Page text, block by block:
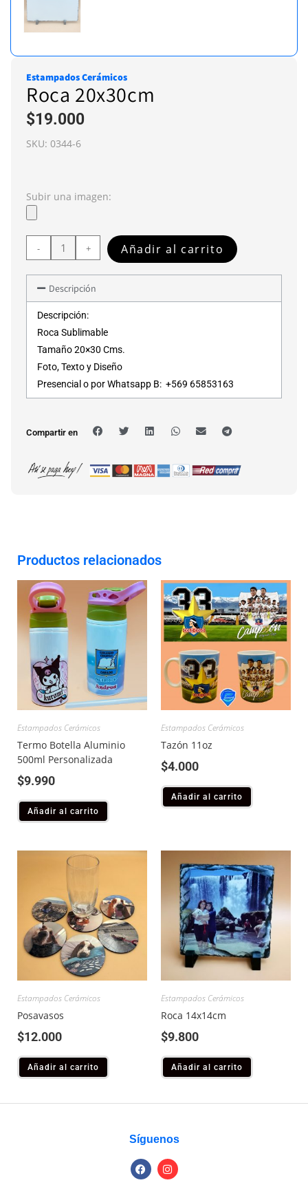
Estampados Cerámicos
Roca 20x30cm
$19.000
SKU: 0344-6
Subir una imagen:
- + Añadir al carrito
Descripción
Descripción:
Roca Sublimable
Tamaño 20×30 Cms.
Foto, Texto y Diseño
Presencial o por Whatsapp B: +569 65853163
Compartir en
Productos relacionados
Estampados Cerámicos
Termo Botella Aluminio
500ml Personalizada
$9.990
Añadir al carrito
Estampados Cerámicos
Tazón 11oz
$4.000
Añadir al carrito
Estampados Cerámicos
Posavasos
$12.000
Añadir al carrito
Estampados Cerámicos
Roca 14x14cm
$9.800
Añadir al carrito
Síguenos